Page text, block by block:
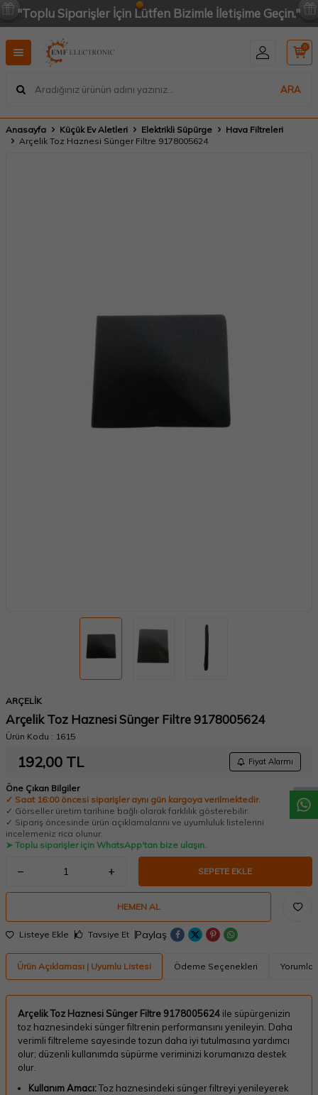
W
h
a
t
a
p
p
D
e
s
t
e
H
a
t
t
"Toplu Siparişler İçin Lütfen Bizimle İletişime Geçin."
ARA
0
Anasayfa Küçük Ev Aletleri Elektrikli Süpürge
Hava Filtreleri
Arçelik Toz Haznesi Sünger Filtre 9178005624
ARÇELİK
Arçelik Toz Haznesi Sünger Filtre 9178005624
Ürün Kodu : 1615
192,00 TL Fiyat Alarmı
Öne Çıkan Bilgiler
✓ Saat 16:00 öncesi siparişler aynı gün kargoya verilmektedir.
✓ Görseller üretim tarihine bağlı olarak farklılık gösterebilir.
✓ Sipariş öncesinde ürün açıklamalarını ve uyumluluk listelerini
incelemeniz rica olunur.
➤ Toplu siparişler için WhatsApp'tan bize ulaşın.
SEPETE EKLE
HEMEN AL
Listeye Ekle Tavsiye Et Paylaş
Ürün Açıklaması | Uyumlu Listesi Ödeme Seçenekleri Yorumlar
Arçelik Toz Haznesi Sünger Filtre 9178005624 ile süpürgenizin
toz haznesindeki sünger filtrenin performansını yenileyin. Daha
verimli filtreleme sayesinde tozun daha iyi tutulmasına yardımcı
olur; düzenli kullanımda süpürme veriminizi korumanıza destek
olur.
Kullanım Amacı:Toz haznesindeki sünger filtreyi yenileyerek